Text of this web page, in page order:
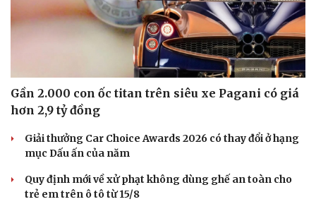
Gần 2.000 con ốc titan trên siêu xe Pagani có giá
hơn 2,9 tỷ đồng
Giải thưởng Car Choice Awards 2026 có thay đổi ở hạng
mục Dấu ấn của năm
Quy định mới về xử phạt không dùng ghế an toàn cho
trẻ em trên ô tô từ 15/8